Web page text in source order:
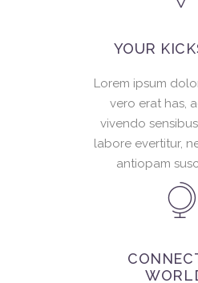
YOUR
Lorem ipsum
vero erat has,
vivendo
labore evertitur,
antiopam